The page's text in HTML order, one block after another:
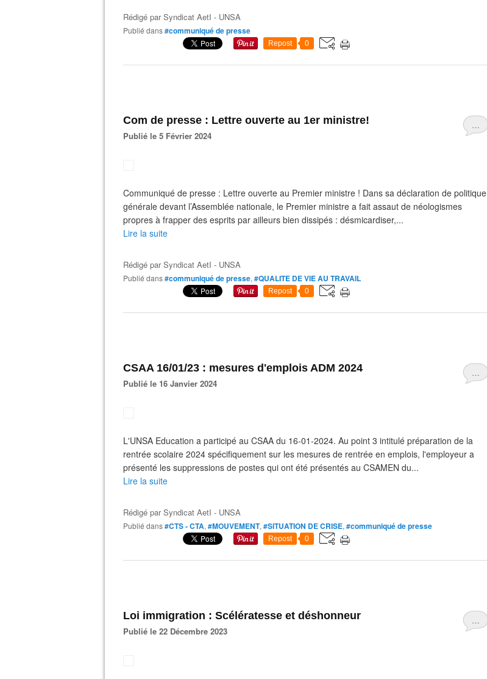
Rédigé parSyndicat AetI - UNSA
Publié dans#communiqué de presse
Repost 0
…
Com de presse : Lettre ouverte au 1er ministre!
Publié le 5 Février 2024
Communiqué de presse : Lettre ouverte au Premier ministre ! Dans sa déclaration de politique
générale devant l’Assemblée nationale, le Premier ministre a fait assaut de néologismes
propres à frapper des esprits par ailleurs bien dissipés : désmicardiser,...
Lire la suite
Rédigé parSyndicat AetI - UNSA
Publié dans#communiqué de presse, #QUALITE DE VIE AU TRAVAIL
Repost 0
…
CSAA 16/01/23 : mesures d'emplois ADM 2024
Publié le 16 Janvier 2024
L'UNSA Education a participé au CSAA du 16-01-2024. Au point 3 intitulé préparation de la
rentrée scolaire 2024 spécifiquement sur les mesures de rentrée en emplois, l'employeur a
présenté les suppressions de postes qui ont été présentés au CSAMEN du...
Lire la suite
Rédigé parSyndicat AetI - UNSA
Publié dans#CTS - CTA, #MOUVEMENT, #SITUATION DE CRISE, #communiqué de presse
Repost 0
…
Loi immigration : Scélératesse et déshonneur
Publié le 22 Décembre 2023